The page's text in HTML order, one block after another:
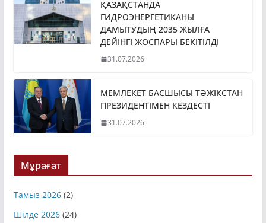
ДАМЫТУДЫҢ 2035 ЖЫЛҒА
ДЕЙІНГІ ЖОСПАРЫ БЕКІТІЛДІ
31.07.2026
ПРЕЗИДЕНТІМЕН КЕЗДЕСТІ
31.07.2026
Тамыз 2026(2)
Шілде 2026(24)
Маусым 2026(16)